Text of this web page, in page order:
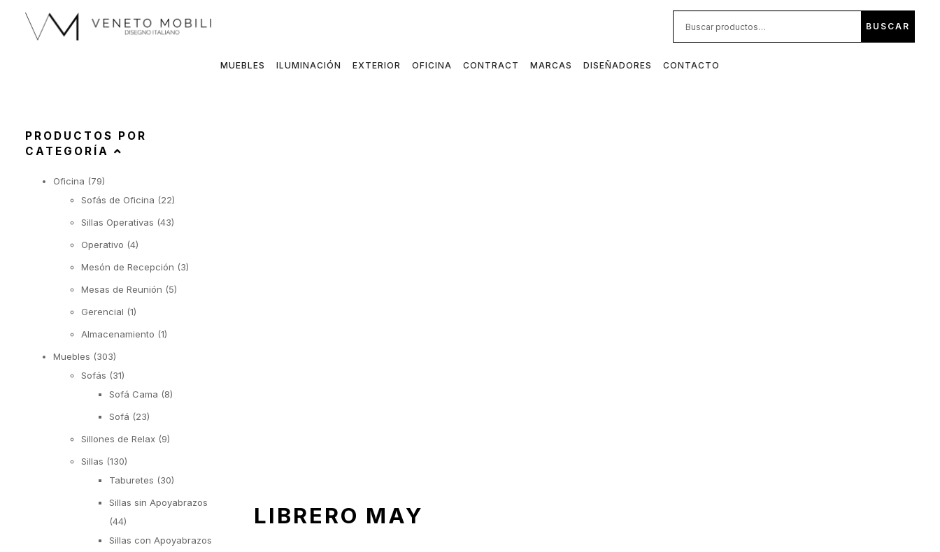
contenido
BUSCAR
MUEBLES ILUMINACIÓN EXTERIOR OFICINA CONTRACT MARCAS DISEÑADORES CONTACTO
LIBRERO MAY
PRODUCTOS POR
CATEGORÍA
Oficina (79)
Sofás de Oficina (22)
Sillas Operativas (43)
Operativo (4)
Mesón de Recepción (3)
Mesas de Reunión (5)
Gerencial (1)
Almacenamiento (1)
Muebles (303)
Sofás (31)
Sofá Cama (8)
Sofá (23)
Sillones de Relax (9)
Sillas (130)
Taburetes (30)
Sillas sin Apoyabrazos
(44)
Sillas con Apoyabrazos